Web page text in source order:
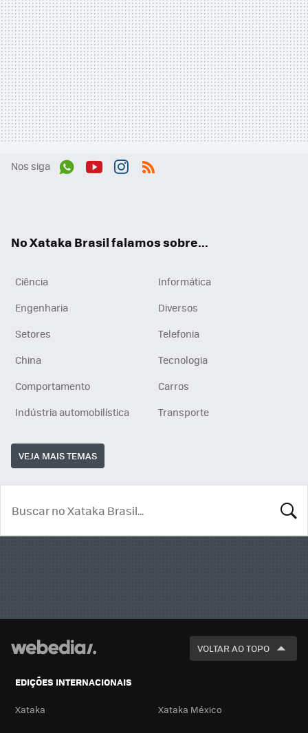
Nos siga
No Xataka Brasil falamos sobre...
Ciência
Informática
Engenharia
Diversos
Setores
Telefonia
China
Tecnologia
Comportamento
Carros
Indústria automobilística
Transporte
VEJA MAIS TEMAS
VOLTAR AO TOPO
EDIÇÕES INTERNACIONAIS
Xataka Xataka México